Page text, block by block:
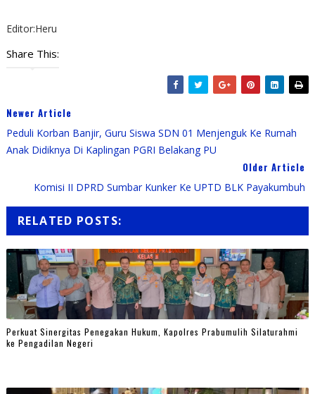
Editor:Heru
Share This:
Newer Article
Peduli Korban Banjir, Guru Siswa SDN 01 Menjenguk Ke Rumah
Anak Didiknya Di Kaplingan PGRI Belakang PU
Older Article
Komisi II DPRD Sumbar Kunker Ke UPTD BLK Payakumbuh
RELATED POSTS:
Perkuat Sinergitas Penegakan Hukum, Kapolres Prabumulih Silaturahmi
ke Pengadilan Negeri